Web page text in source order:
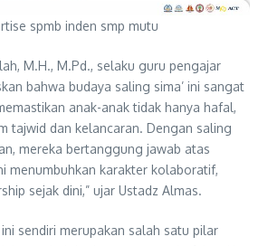
spmb inden smp mutu
M.H., M.Pd., selaku guru pengajar
bahwa budaya saling sima’ ini sangat
anak-anak tidak hanya hafal,
tajwid dan kelancaran. Dengan saling
mereka bertanggung jawab atas
menumbuhkan karakter kolaboratif,
sejak dini,” ujar Ustadz Almas.
sendiri merupakan salah satu pilar